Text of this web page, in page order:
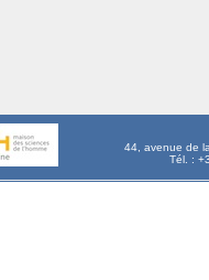
44, avenue de
Tél. :